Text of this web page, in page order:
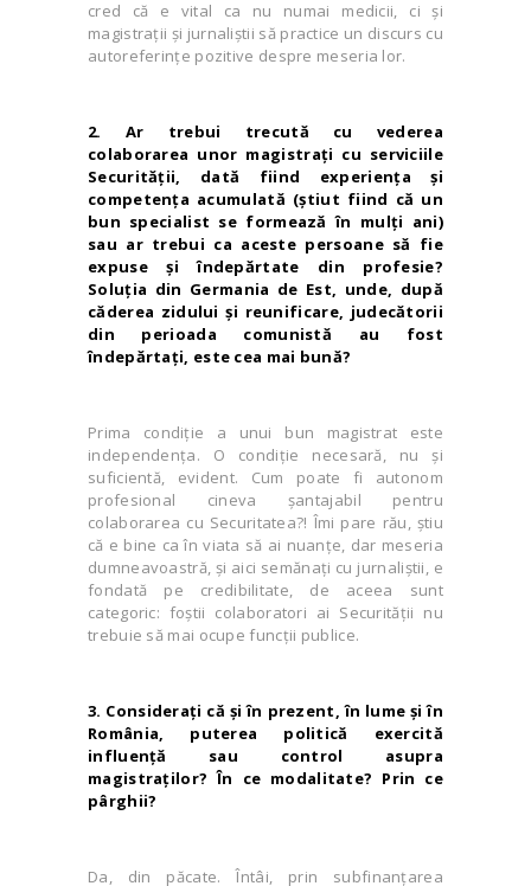
cred că e vital ca nu numai medicii, ci și
magistraţii și jurnaliştii să practice un discurs cu
autoreferințe pozitive despre meseria lor.
2. Ar trebui trecută cu vederea
colaborarea unor magistraţi cu serviciile
Securităţii, dată fiind experienţa şi
competenţa acumulată (ştiut fiind că un
bun specialist se formează în mulţi ani)
sau ar trebui ca aceste persoane să fie
expuse şi îndepărtate din profesie?
Soluţia din Germania de Est, unde, după
căderea zidului şi reunificare, judecătorii
din perioada comunistă au fost
îndepărtaţi, este cea mai bună?
Prima condiţie a unui bun magistrat este
independența. O condiţie necesară, nu și
suficientă, evident. Cum poate fi autonom
profesional cineva şantajabil pentru
colaborarea cu Securitatea?! Îmi pare rău, ştiu
că e bine ca în viata să ai nuanţe, dar meseria
dumneavoastră, și aici semănaţi cu jurnaliştii, e
fondată pe credibilitate, de aceea sunt
categoric: foştii colaboratori ai Securităţii nu
trebuie să mai ocupe funcţii publice.
3. Consideraţi că şi în prezent, în lume şi în
România, puterea politică exercită
influenţă sau control asupra
magistraţilor? În ce modalitate? Prin ce
pârghii?
Da, din păcate. Întâi, prin subfinanţarea